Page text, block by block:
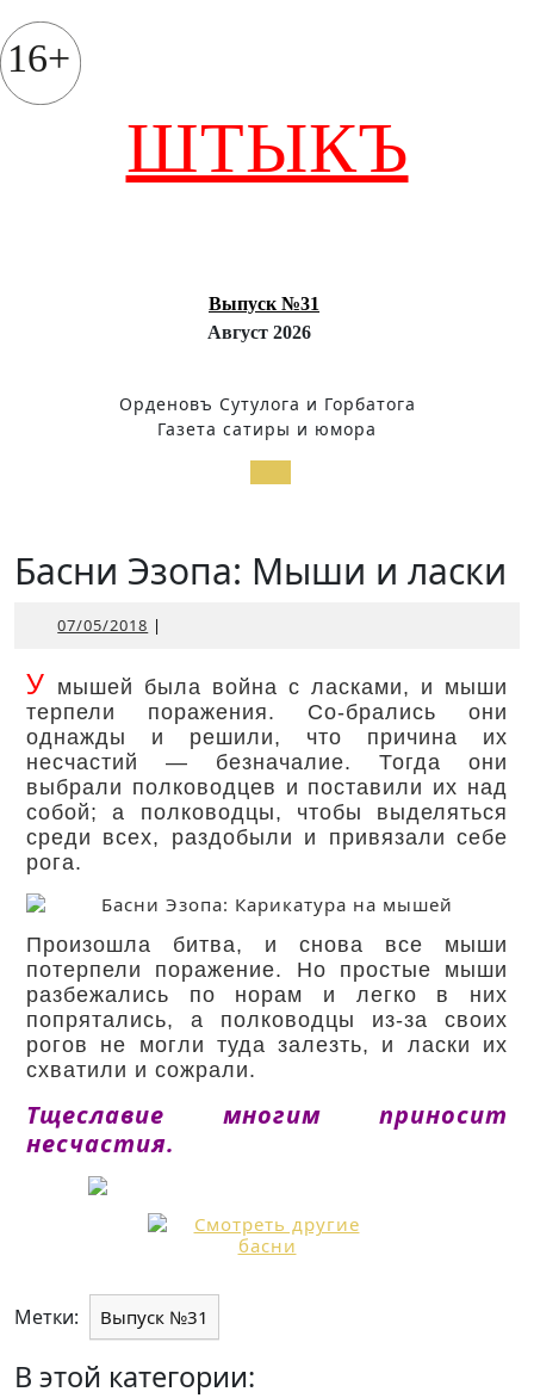
к
содержимому
16+
ШТЫКЪ
Выпуск №31
Август 2026
Орденовъ Сутулога и Горбатога
Газета сатиры и юмора
Открыть
Басни Эзопа: Мыши и ласки
07/05/2018 07/05/2018
|
У мышей была война с ласками, и мыши
терпели поражения. Со-брались они
однажды и решили, что причина их
несчастий — безначалие. Тогда они
выбрали полководцев и поставили их над
собой; а полководцы, чтобы выделяться
среди всех, раздобыли и привязали себе
рога.
Произошла битва, и снова все мыши
потерпели поражение. Но простые мыши
разбежались по норам и легко в них
попрятались, а полководцы из-за своих
рогов не могли туда залезть, и ласки их
схватили и сожрали.
Тщеславие многим приносит
несчастия.
Метки: Выпуск №31
В этой категории: